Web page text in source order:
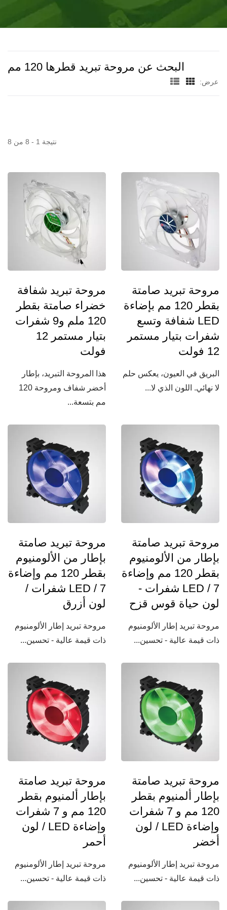
البحث عن مروحة تبريد قطرها 120 مم
عرض:
نتيجة 1 - 8 من 8
مروحة تبريد صامتة
بقطر 120 مم بإضاءة
LED شفافة وتسع
شفرات بتيار مستمر
12 فولت
البريق في العيون، يعكس حلم
لا نهائي. اللون الذي لا...
مروحة تبريد شفافة
خضراء صامتة بقطر
120 ملم و9 شفرات
بتيار مستمر 12
فولت
هذا المروحة التبريد، بإطار
أخضر شفاف ومروحة 120
مم بتسعة...
مروحة تبريد صامتة
بإطار من الألومنيوم
بقطر 120 مم وإضاءة
LED / 7 شفرات -
لون حياة قوس قزح
مروحة تبريد إطار الألومنيوم
ذات قيمة عالية - تحسين...
مروحة تبريد صامتة
بإطار من الألومنيوم
بقطر 120 مم وإضاءة
LED / 7 شفرات /
لون أزرق
مروحة تبريد إطار الألومنيوم
ذات قيمة عالية - تحسين...
مروحة تبريد صامتة
بإطار ألمنيوم بقطر
120 مم و 7 شفرات
وإضاءة LED / لون
أخضر
مروحة تبريد إطار الألومنيوم
ذات قيمة عالية - تحسين...
مروحة تبريد صامتة
بإطار ألمنيوم بقطر
120 مم و 7 شفرات
وإضاءة LED / لون
أحمر
مروحة تبريد إطار الألومنيوم
ذات قيمة عالية - تحسين...